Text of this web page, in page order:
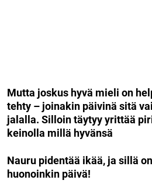
Mutta joskus hyvä mieli on
tehty – joinakin päivinä sitä
jalalla. Silloin täytyy yrittää
keinolla millä hyvänsä
Nauru pidentää ikää, ja sillä
huonoinkin päivä!